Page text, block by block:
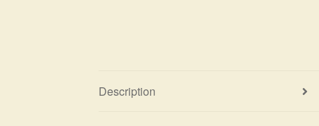
Description